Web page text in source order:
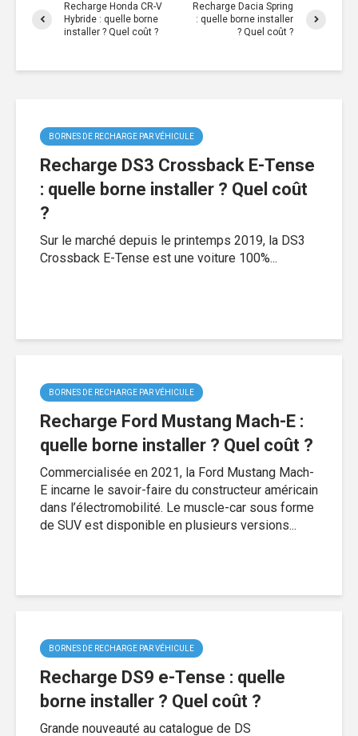
Recharge Honda CR-V
Hybride : quelle borne
installer ? Quel coût ?
Recharge Dacia Spring
: quelle borne installer
? Quel coût ?
BORNES DE RECHARGE PAR VÉHICULE
Recharge DS3 Crossback E-Tense
: quelle borne installer ? Quel coût
?
Sur le marché depuis le printemps 2019, la DS3
Crossback E-Tense est une voiture 100%...
BORNES DE RECHARGE PAR VÉHICULE
Recharge Ford Mustang Mach-E :
quelle borne installer ? Quel coût ?
Commercialisée en 2021, la Ford Mustang Mach-
E incarne le savoir-faire du constructeur américain
dans l’électromobilité. Le muscle-car sous forme
de SUV est disponible en plusieurs versions...
BORNES DE RECHARGE PAR VÉHICULE
Recharge DS9 e-Tense : quelle
borne installer ? Quel coût ?
Grande nouveauté au catalogue de DS